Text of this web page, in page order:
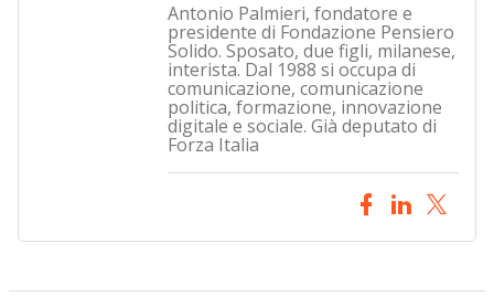
Antonio Palmieri, fondatore e
presidente di Fondazione Pensiero
Solido. Sposato, due figli, milanese,
interista. Dal 1988 si occupa di
comunicazione, comunicazione
politica, formazione, innovazione
digitale e sociale. Già deputato di
Forza Italia